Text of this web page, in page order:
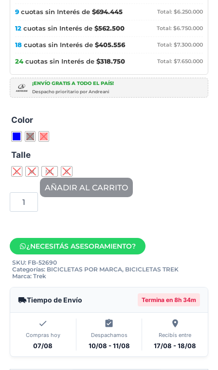
9 cuotas sin Interés de $694.445 Total: $6.250.000
12 cuotas sin Interés de $562.500 Total: $6.750.000
18 cuotas sin Interés de $405.556 Total: $7.300.000
24 cuotas sin Interés de $318.750 Total: $7.650.000
¡ENVÍO GRATIS A TODO EL PAÍS!
Despacho prioritario por Andreani
Color
Talle
L M ML S
AÑADIR AL CARRITO
¿NECESITÁS ASESORAMIENTO?
SKU: FB-52690
Categorías: BICICLETAS POR MARCA, BICICLETAS TREK
Marca: Trek
Tiempo de Envío Termina en 8h 34m
Compras hoy
07/08
Despachamos
10/08 - 11/08
Recibís entre
17/08 - 18/08